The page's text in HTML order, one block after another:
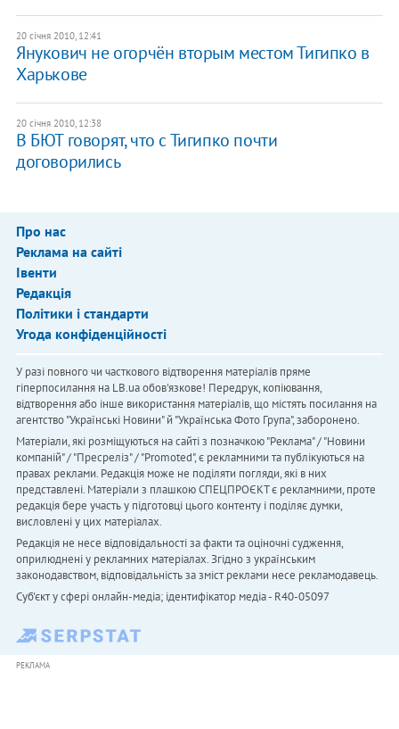
20 січня 2010, 12:41
Янукович не огорчён вторым местом Тигипко в
Харькове
20 січня 2010, 12:38
В БЮТ говорят, что с Тигипко почти
договорились
Про нас
Реклама на сайті
Івенти
Редакція
Політики і стандарти
Угода конфіденційності
У разі повного чи часткового відтворення матеріалів пряме
гіперпосилання на LB.ua обов'язкове! Передрук, копіювання,
відтворення або інше використання матеріалів, що містять посилання на
агентство "Українськi Новини" й "Українська Фото Група", заборонено.
Матеріали, які розміщуються на сайті з позначкою "Реклама" / "Новини
компаній" / "Пресреліз" / "Promoted", є рекламними та публікуються на
правах реклами. Редакція може не поділяти погляди, які в них
представлені. Матеріали з плашкою СПЕЦПРОЄКТ є рекламними, проте
редакція бере участь у підготовці цього контенту і поділяє думки,
висловлені у цих матеріалах.
Редакція не несе відповідальності за факти та оціночні судження,
оприлюднені у рекламних матеріалах. Згідно з українським
законодавством, відповідальність за зміст реклами несе рекламодавець.
Cуб'єкт у сфері онлайн-медіа; ідентифікатор медіа - R40-05097
РЕКЛАМА